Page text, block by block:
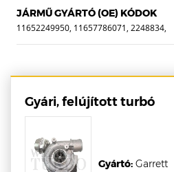
704361-5, 704361-5004S, 704361-5005S,
704361-5006, 704361-5006S, 704361-
JÁRMŰ GYÁRTÓ (OE) KÓDOK
11652249950, 11657786071, 2248834,
2249950, 2249951, 11652249951,
22499509, 11657785989, 11657785990,
Gyári, felújított turbó
Gyártó: Garrett